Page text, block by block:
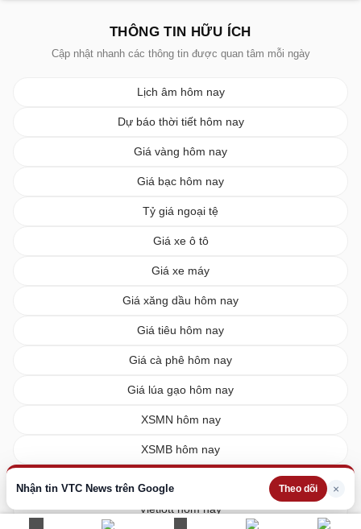
Nhận tin VTC News trên Google Theo dõi ×
THÔNG TIN HỮU ÍCH
Cập nhật nhanh các thông tin được quan tâm mỗi ngày
Lịch âm hôm nay
Dự báo thời tiết hôm nay
Giá vàng hôm nay
Giá bạc hôm nay
Tỷ giá ngoại tệ
Giá xe ô tô
Giá xe máy
Giá xăng dầu hôm nay
Giá tiêu hôm nay
Giá cà phê hôm nay
Giá lúa gạo hôm nay
XSMN hôm nay
XSMB hôm nay
Vietlott hôm nay